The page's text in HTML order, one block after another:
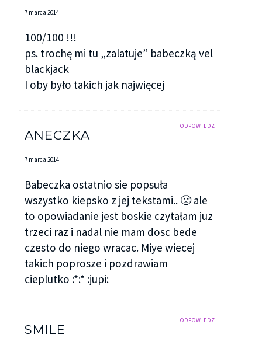
7 marca 2014
100/100 !!!
ps. trochę mi tu „zalatuje” babeczką vel
blackjack
I oby było takich jak najwięcej
ODPOWIEDZ
ANECZKA
7 marca 2014
Babeczka ostatnio sie popsuła
wszystko kiepsko z jej tekstami.. 🙁 ale
to opowiadanie jest boskie czytałam juz
trzeci raz i nadal nie mam dosc bede
czesto do niego wracac. Miye wiecej
takich poprosze i pozdrawiam
cieplutko :*:* :jupi:
ODPOWIEDZ
SMILE